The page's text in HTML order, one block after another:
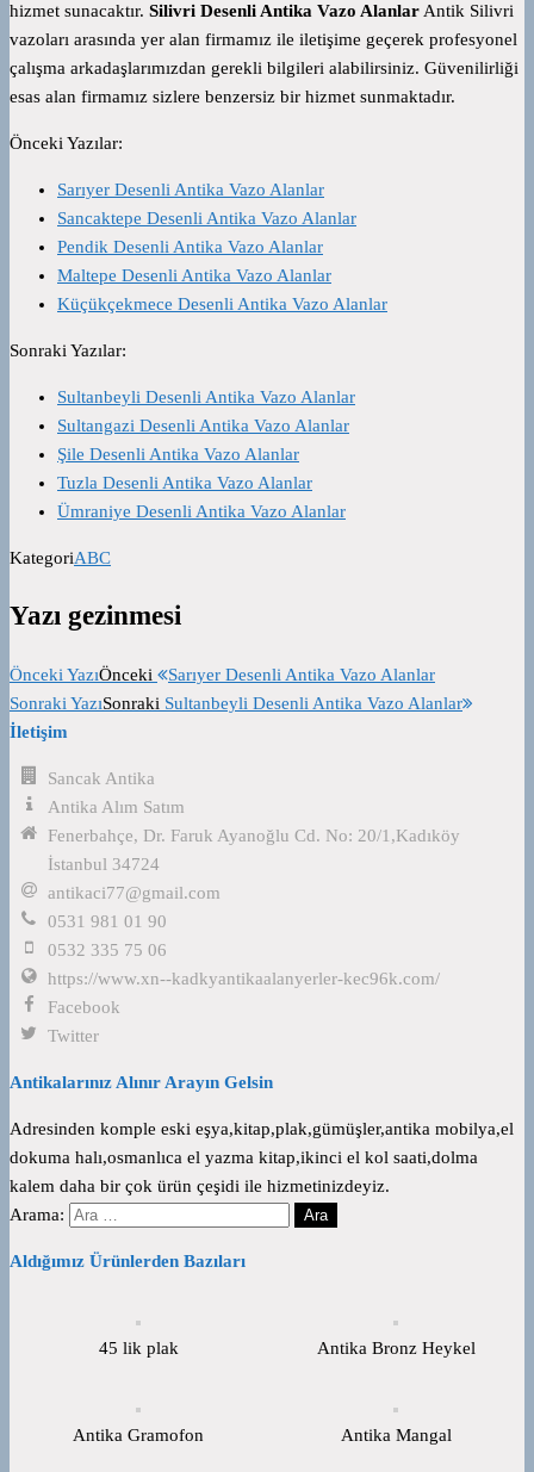
hizmet sunacaktır. Silivri Desenli Antika Vazo AlanlarAntik Silivri
vazoları arasında yer alan firmamız ile iletişime geçerek profesyonel
çalışma arkadaşlarımızdan gerekli bilgileri alabilirsiniz. Güvenilirliği
esas alan firmamız sizlere benzersiz bir hizmet sunmaktadır.
Önceki Yazılar:
Sarıyer Desenli Antika Vazo Alanlar
Sancaktepe Desenli Antika Vazo Alanlar
Pendik Desenli Antika Vazo Alanlar
Maltepe Desenli Antika Vazo Alanlar
Küçükçekmece Desenli Antika Vazo Alanlar
Sonraki Yazılar:
Sultanbeyli Desenli Antika Vazo Alanlar
Sultangazi Desenli Antika Vazo Alanlar
Şile Desenli Antika Vazo Alanlar
Tuzla Desenli Antika Vazo Alanlar
Ümraniye Desenli Antika Vazo Alanlar
KategoriABC
Yazı gezinmesi
Önceki YazıÖnceki
Sarıyer Desenli Antika Vazo Alanlar
Sonraki YazıSonraki Sultanbeyli Desenli Antika Vazo Alanlar
İletişim
Sancak Antika
Antika Alım Satım
Fenerbahçe, Dr. Faruk Ayanoğlu Cd. No: 20/1,Kadıköy
İstanbul 34724
antikaci77@gmail.com
0531 981 01 90
0532 335 75 06
https://www.xn--kadkyantikaalanyerler-kec96k.com/
Facebook
Twitter
Antikalarınız Alınır Arayın Gelsin
Adresinden komple eski eşya,kitap,plak,gümüşler,antika mobilya,el
dokuma halı,osmanlıca el yazma kitap,ikinci el kol saati,dolma
kalem daha bir çok ürün çeşidi ile hizmetinizdeyiz.
Arama:
Aldığımız Ürünlerden Bazıları
45 lik plak Antika Bronz Heykel
Antika Gramofon Antika Mangal